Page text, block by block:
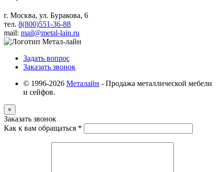
г. Москва, ул. Буракова, 6
тел. 8(800)551-36-88
mail: mail@metal-lain.ru
Задать вопрос
Заказать звонок
© 1996-2026 Металайн - Продажа металлической мебели
и сейфов.
×
Заказать звонок
Как к вам обращаться *